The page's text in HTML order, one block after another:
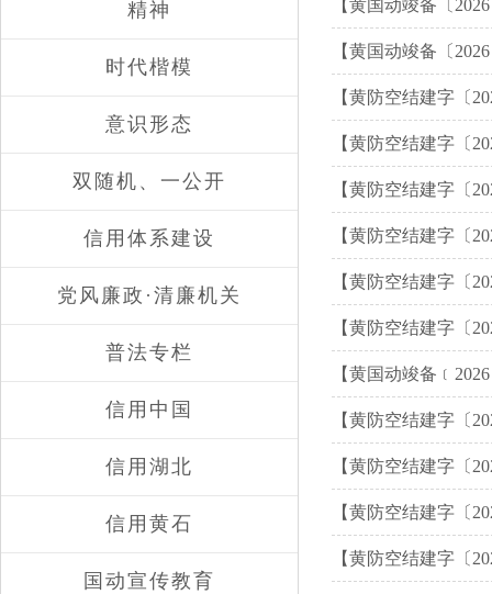
精神
时代楷模
意识形态
双随机、一公开
信用体系建设
党风廉政·清廉机关
普法专栏
信用中国
信用湖北
信用黄石
国动宣传教育
【黄国动竣备〔
【黄国动竣备〔
【黄防空结建字〔
【黄防空结建字〔
【黄防空结建字〔
批
【黄防空结建字〔
【黄防空结建字〔
【黄防空结建字〔
【黄国动竣备
【黄防空结建字〔
【黄防空结建字〔
【黄防空结建字〔
【黄防空结建字〔